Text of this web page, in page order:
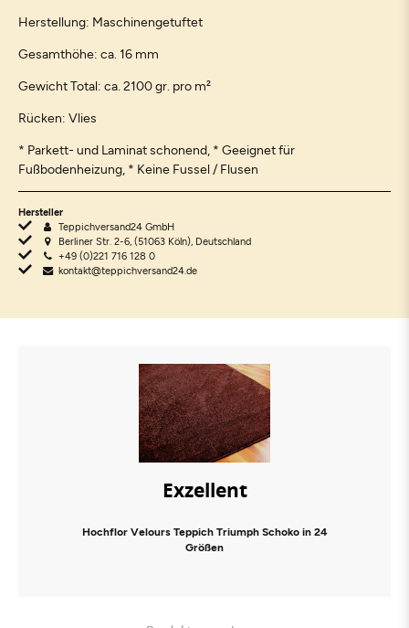
Herstellung: Maschinengetuftet
Gesamthöhe: ca. 16 mm
Gewicht Total: ca. 2100 gr. pro m²
Rücken: Vlies
* Parkett- und Laminat schonend, * Geeignet für
Fußbodenheizung, * Keine Fussel / Flusen
Hersteller
Teppichversand24 GmbH
Berliner Str. 2-6, (51063 Köln), Deutschland
+49 (0)221 716 128 0
kontakt@teppichversand24.de
Exzellent
Hochflor Velours Teppich Triumph Schoko in 24
Größen